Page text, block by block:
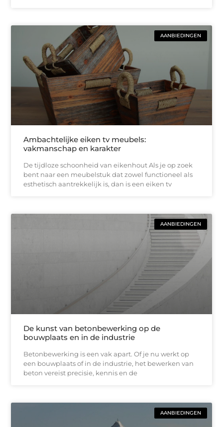
AANBIEDINGEN
Ambachtelijke eiken tv meubels:
vakmanschap en karakter
De tijdloze schoonheid van eikenhout Als je op zoek
bent naar een meubelstuk dat zowel functioneel als
esthetisch aantrekkelijk is, dan is een eiken tv
AANBIEDINGEN
De kunst van betonbewerking op de
bouwplaats en in de industrie
Betonbewerking is een vak apart. Of je nu werkt op
een bouwplaats of in de industrie, het bewerken van
beton vereist precisie, kennis en de
AANBIEDINGEN